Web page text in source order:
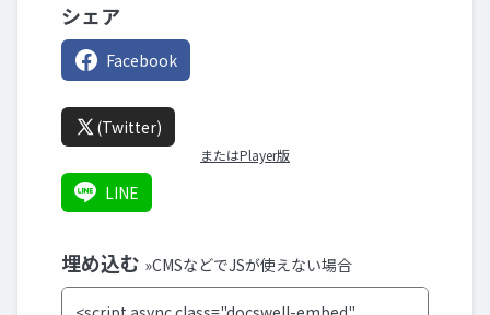
シェア
Facebook
(Twitter)
またはPlayer版
LINE
埋め込む »CMSなどでJSが使えない場合